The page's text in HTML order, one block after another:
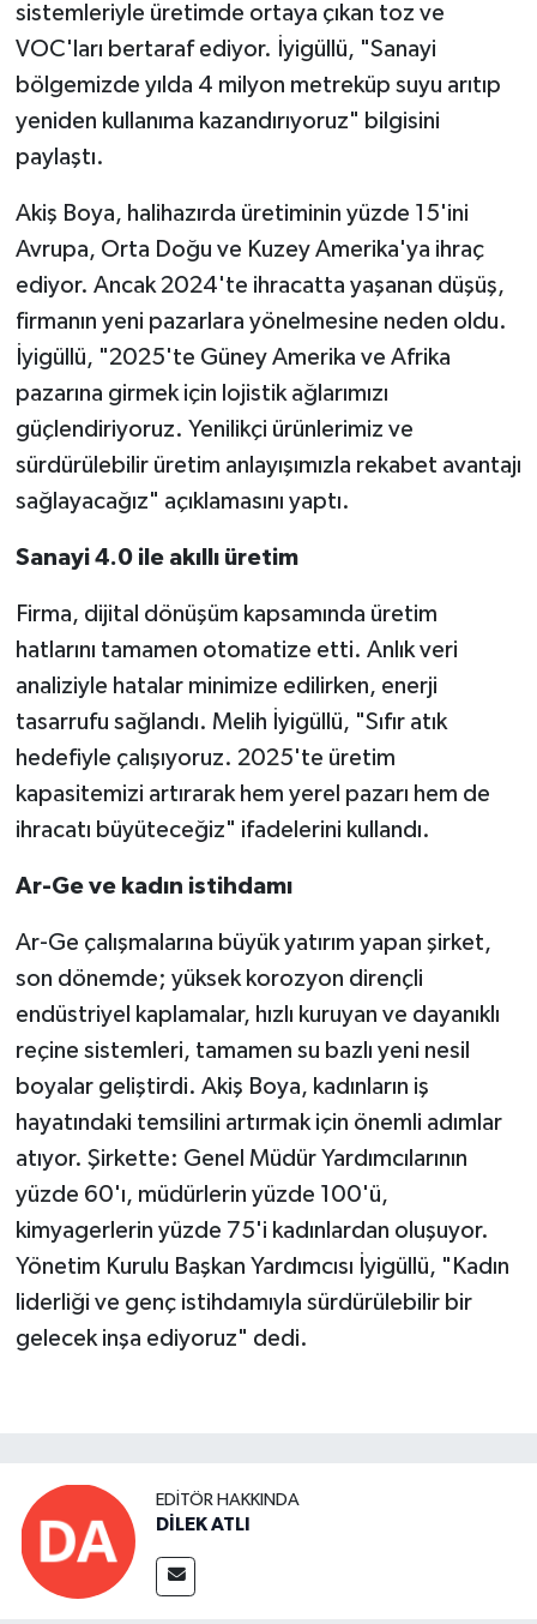
sistemleriyle üretimde ortaya çıkan toz ve
VOC'ları bertaraf ediyor. İyigüllü, "Sanayi
bölgemizde yılda 4 milyon metreküp suyu arıtıp
yeniden kullanıma kazandırıyoruz" bilgisini
paylaştı.
Akiş Boya, halihazırda üretiminin yüzde 15'ini
Avrupa, Orta Doğu ve Kuzey Amerika'ya ihraç
ediyor. Ancak 2024'te ihracatta yaşanan düşüş,
firmanın yeni pazarlara yönelmesine neden oldu.
İyigüllü, "2025'te Güney Amerika ve Afrika
pazarına girmek için lojistik ağlarımızı
güçlendiriyoruz. Yenilikçi ürünlerimiz ve
sürdürülebilir üretim anlayışımızla rekabet avantajı
sağlayacağız" açıklamasını yaptı.
Sanayi 4.0 ile akıllı üretim
Firma, dijital dönüşüm kapsamında üretim
hatlarını tamamen otomatize etti. Anlık veri
analiziyle hatalar minimize edilirken, enerji
tasarrufu sağlandı. Melih İyigüllü, "Sıfır atık
hedefiyle çalışıyoruz. 2025'te üretim
kapasitemizi artırarak hem yerel pazarı hem de
ihracatı büyüteceğiz" ifadelerini kullandı.
Ar-Ge ve kadın istihdamı
Ar-Ge çalışmalarına büyük yatırım yapan şirket,
son dönemde; yüksek korozyon dirençli
endüstriyel kaplamalar, hızlı kuruyan ve dayanıklı
reçine sistemleri, tamamen su bazlı yeni nesil
boyalar geliştirdi. Akiş Boya, kadınların iş
hayatındaki temsilini artırmak için önemli adımlar
atıyor. Şirkette: Genel Müdür Yardımcılarının
yüzde 60'ı, müdürlerin yüzde 100'ü,
kimyagerlerin yüzde 75'i kadınlardan oluşuyor.
Yönetim Kurulu Başkan Yardımcısı İyigüllü, "Kadın
liderliği ve genç istihdamıyla sürdürülebilir bir
gelecek inşa ediyoruz" dedi.
EDITÖR HAKKINDA
DİLEK ATLI